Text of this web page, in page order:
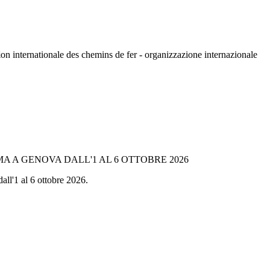
internationale des chemins de fer - organizzazione internazionale
A GENOVA DALL'1 AL 6 OTTOBRE 2026
al 6 ottobre 2026.